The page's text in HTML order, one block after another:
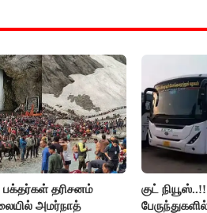
பக்தர்கள் தரிசனம்
அமர்நாத்
குட்